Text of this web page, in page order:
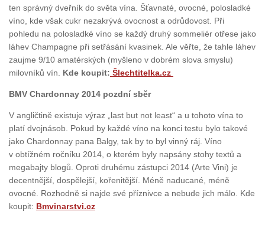
ten správný dveřník do světa vína. Šťavnaté, ovocné, polosladké
víno, kde však cukr nezakrývá ovocnost a odrůdovost. Při
pohledu na polosladké víno se každý druhý sommeliér otřese jako
láhev Champagne při setřásání kvasinek. Ale věřte, že tahle láhev
zaujme 9/10 amatérských (myšleno v dobrém slova smyslu)
milovníků vín. Kde koupit: Šlechtitelka.cz
BMV Chardonnay 2014 pozdní sběr
V angličtině existuje výraz „last but not least“ a u tohoto vína to
platí dvojnásob. Pokud by každé víno na konci testu bylo takové
jako Chardonnay pana Balgy, tak by to byl vinný ráj. Víno
v obtížném ročníku 2014, o kterém byly napsány stohy textů a
megabajty blogů. Oproti druhému zástupci 2014 (Arte Vini) je
decentnější, dospělejší, kořenitější. Méně naducané, méně
ovocné. Rozhodně si najde své příznivce a nebude jich málo. Kde
koupit: Bmvinarstvi.cz